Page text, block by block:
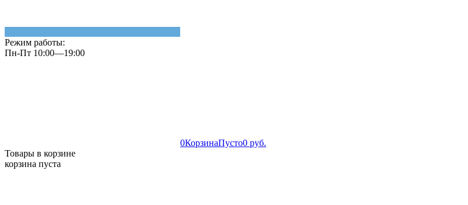
Режим работы:
Пн-Пт 10:00—19:00
0КорзинаПусто0 руб.
Товары в корзине
корзина пуста